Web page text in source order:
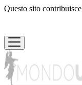
Questo sito